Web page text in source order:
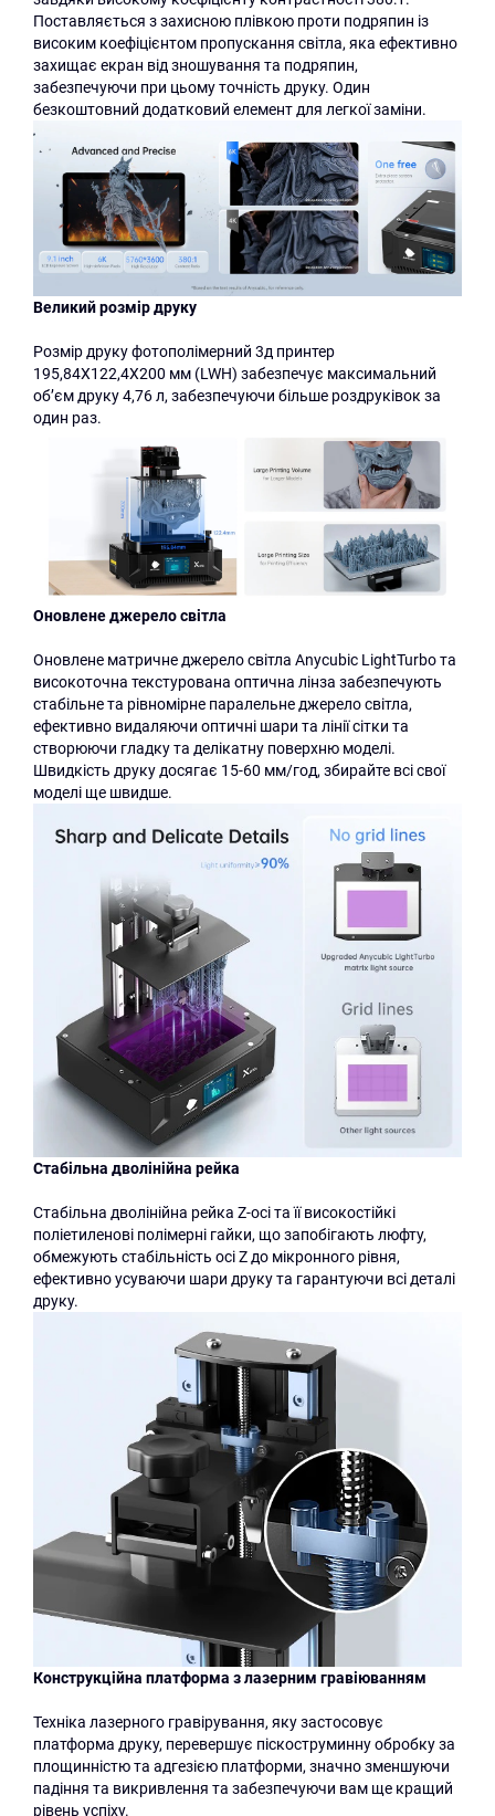
Поставляється з захисною плівкою проти подряпин із
високим коефіцієнтом пропускання світла, яка ефективно
захищає екран від зношування та подряпин,
забезпечуючи при цьому точність друку. Один
безкоштовний додатковий елемент для легкої заміни.
Великий розмір друку
Розмір друку фотополімерний 3д принтер
195,84X122,4X200 мм (LWH) забезпечує максимальний
об’єм друку 4,76 л, забезпечуючи більше роздруківок за
один раз.
Оновлене джерело світла
Оновлене матричне джерело світла Anycubic LightTurbo та
високоточна текстурована оптична лінза забезпечують
стабільне та рівномірне паралельне джерело світла,
ефективно видаляючи оптичні шари та лінії сітки та
створюючи гладку та делікатну поверхню моделі.
Швидкість друку досягає 15-60 мм/год, збирайте всі свої
моделі ще швидше.
Стабільна дволінійна рейка
Стабільна дволінійна рейка Z-осі та її високостійкі
поліетиленові полімерні гайки, що запобігають люфту,
обмежують стабільність осі Z до мікронного рівня,
ефективно усуваючи шари друку та гарантуючи всі деталі
друку.
Конструкційна платформа з лазерним гравіюванням
Техніка лазерного гравірування, яку застосовує
платформа друку, перевершує піскоструминну обробку за
площинністю та адгезією платформи, значно зменшуючи
падіння та викривлення та забезпечуючи вам ще кращий
рівень успіху.